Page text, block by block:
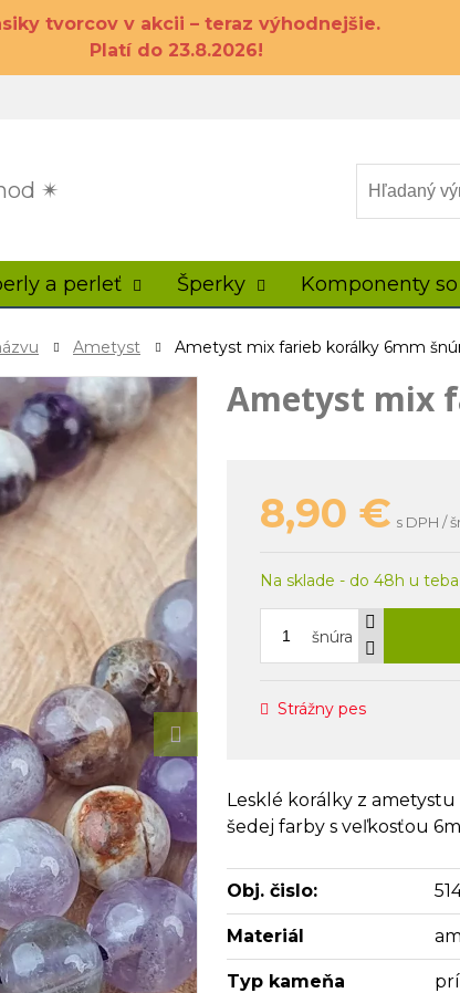
tvorcov v akcii – teraz výhodnejšie.
Platí do 23.8.2026!
✴
a perleť Šperky Komponenty
Ametyst Ametyst mix farieb korálky 6mm
Ametyst mix
8,90 € s DPH /
Na sklade - do 48h u teba
šnúra
Strážny pes
Lesklé korálky z
šedej farby s veľkosťou
Obj. čislo:
Materiál
Typ kameňa